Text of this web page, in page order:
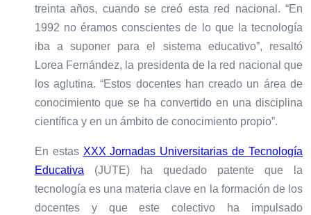
treinta años, cuando se creó esta red nacional. “En
1992 no éramos conscientes de lo que la tecnología
iba a suponer para el sistema educativo”, resaltó
Lorea Fernández, la presidenta de la red nacional que
los aglutina. “Estos docentes han creado un área de
conocimiento que se ha convertido en una disciplina
científica y en un ámbito de conocimiento propio”.
En estas XXX Jornadas Universitarias de Tecnología
Educativa (JUTE) ha quedado patente que la
tecnología es una materia clave en la formación de los
docentes y que este colectivo ha impulsado